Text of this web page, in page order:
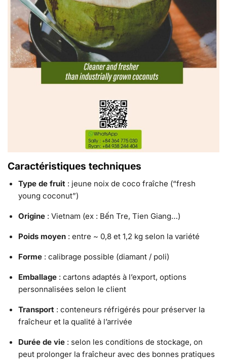
Caractéristiques techniques
Type de fruit: jeune noix de coco fraîche (“fresh
young coconut”)
Origine: Vietnam (ex : Bến Tre, Tien Giang…)
Poids moyen: entre ~ 0,8 et 1,2 kg selon la variété
Forme: calibrage possible (diamant / poli)
Emballage: cartons adaptés à l’export, options
personnalisées selon le client
Transport: conteneurs réfrigérés pour préserver la
fraîcheur et la qualité à l’arrivée
Durée de vie: selon les conditions de stockage, on
peut prolonger la fraîcheur avec des bonnes pratiques